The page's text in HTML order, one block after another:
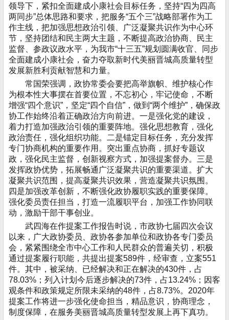
领导下，紧扣全面建成小康社会目标任务，坚持“四为四高
两同步”总体思路和要求，把服务“五个三”战略部署作为工
作主线，把加强思想政治引领、广泛凝聚共识作为中心环
节，坚持团结和民主两大主题，不断提高政治协商、民主
监督、参政议政水平，为我市“十三五”规划圆满收官、同步
全面建成小康社会，奋力夺取新时代美丽晋城高质量转型
发展新胜利贡献智慧和力量。
常国荣强调，政协常委会要把高举旗帜、维护核心作
为根本性大事摆在首要位置，不忘初心，牢记使命，不断
增强“四个意识”，坚定“四个自信”，做到“两个维护”，确保政
协工作始终沿着正确政治方向前进。一是强化党的建设，
着力打造加强政治引领的重要阵地。强化思想教育，强化
政治责任，强化组织功能。二是锚定目标任务，充分发挥
专门协商机构的重要作用。突出重点协商，抓好专题议
政，强化民主监督，创新视察方式，加强提案督办。三是
发挥政协优势，拓展畅通广泛凝聚共识的重要渠道。扩大
凝聚共识范围，提高凝聚共识效果，营造凝聚共识氛围。
四是加强改革创新，不断强化政协履职实践的重要保障。
强化委员责任担当，打造一流履职平台，加强工作协同联
动，激励干部干事创业。
武四海在作提案工作报告时说，市政协七届四次会议
以来，广大政协委员、政协各参加单位和政协各专门委员
会，紧紧围绕全市中心工作和人民群众的普遍关切，积极
通过提案履行职能，共提出提案589件，经审查，立案551
件。其中，被采纳、已经解决和正在解决的430件，占
78.03%；列入计划今后逐步解决的73件，占13.24%；因客
观条件和政策规定所限未采纳的48件，占8.73%。2020年
提案工作将进一步强化使命担当，精品意识，协商理念，
制度保障，在服务美丽晋城高质量转型发展上再下真功。